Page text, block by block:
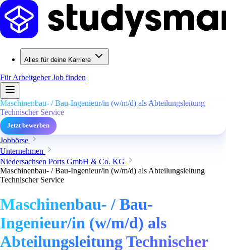
Alles für deine Karriere
Für ArbeitgeberJob finden
Maschinenbau- / Bau-Ingenieur/in (w/m/d) als Abteilungsleitung
Technischer Service
Jetzt bewerben
Jobbörse
Unternehmen
Niedersachsen Ports GmbH & Co. KG
Maschinenbau- / Bau-Ingenieur/in (w/m/d) als Abteilungsleitung
Technischer Service
Maschinenbau- / Bau-
Ingenieur/in (w/m/d) als
Abteilungsleitung Technischer